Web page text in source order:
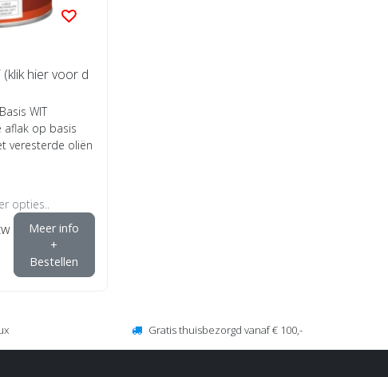
hier voor d
WIT
aflak op basis
veresterde oliën
opties..
Meer info
+
Bestellen
Gratis thuisbezorgd vanaf € 100,-